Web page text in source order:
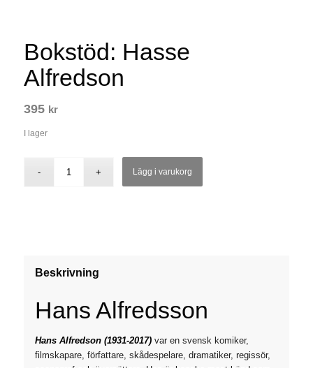
Bokstöd: Hasse
Alfredson
395 kr
I lager
Lägg i varukorg
Beskrivning
Hans Alfredsson
Hans Alfredson (1931-2017) var en svensk komiker,
filmskapare, författare, skådespelare, dramatiker, regissör,